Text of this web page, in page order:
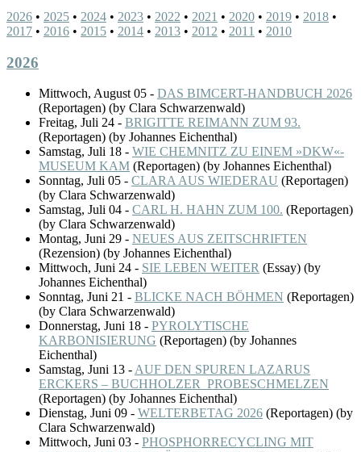
2026 • 2025 • 2024 • 2023 • 2022 • 2021 • 2020 • 2019 • 2018 •
2017 • 2016 • 2015 • 2014 • 2013 • 2012 • 2011 • 2010
2026
Mittwoch, August 05 - DAS BIMCERT-HANDBUCH 2026
(Reportagen) (by Clara Schwarzenwald)
Freitag, Juli 24 - BRIGITTE REIMANN ZUM 93.
(Reportagen) (by Johannes Eichenthal)
Samstag, Juli 18 - WIE CHEMNITZ ZU EINEM »DKW«-
MUSEUM KAM (Reportagen) (by Johannes Eichenthal)
Sonntag, Juli 05 - CLARA AUS WIEDERAU (Reportagen)
(by Clara Schwarzenwald)
Samstag, Juli 04 - CARL H. HAHN ZUM 100. (Reportagen)
(by Clara Schwarzenwald)
Montag, Juni 29 - NEUES AUS ZEITSCHRIFTEN
(Rezension) (by Johannes Eichenthal)
Mittwoch, Juni 24 - SIE LEBEN WEITER (Essay) (by
Johannes Eichenthal)
Sonntag, Juni 21 - BLICKE NACH BÖHMEN (Reportagen)
(by Clara Schwarzenwald)
Donnerstag, Juni 18 - PYROLYTISCHE
KARBONISIERUNG (Reportagen) (by Johannes
Eichenthal)
Samstag, Juni 13 - AUF DEN SPUREN LAZARUS
ERCKERS – BUCHHOLZER PROBESCHMELZEN
(Reportagen) (by Johannes Eichenthal)
Dienstag, Juni 09 - WELTERBETAG 2026 (Reportagen) (by
Clara Schwarzenwald)
Mittwoch, Juni 03 - PHOSPHORRECYCLING MIT